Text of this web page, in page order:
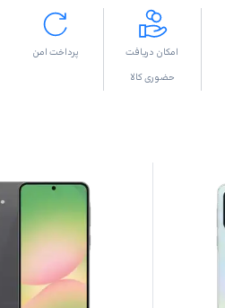
امکان دریافت
حضوری کالا
پرداخت امن